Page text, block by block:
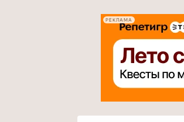
РЕКЛАМА